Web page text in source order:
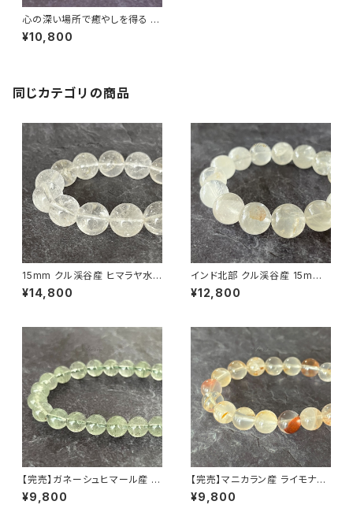
心の深い場所で癒やしを得る 8
mm マニカラン産ヒマラヤ水晶
ブレスレット （原石買付・国内ビ
¥10,800
同じカテゴリの商品
15mm クル渓谷産 ヒマラヤ水
晶 ブレスレット 微細な虹・ライ
モナイト入り【画像現物】
¥14,800
インド北部 クル渓谷産 15mm
ヒマラヤ水晶 ブレスレット【鑑別
済み・画像現物】
¥12,800
【完売】ガネーシュヒマール産 ク
ローライト入り ヒマラヤ水晶 8
mm ブレスレット
¥9,800
【完売】マニカラン産 ライモナイ
ト入りヒマラヤ水晶 11mm ブレ
スレット（一点もの）
¥9,800